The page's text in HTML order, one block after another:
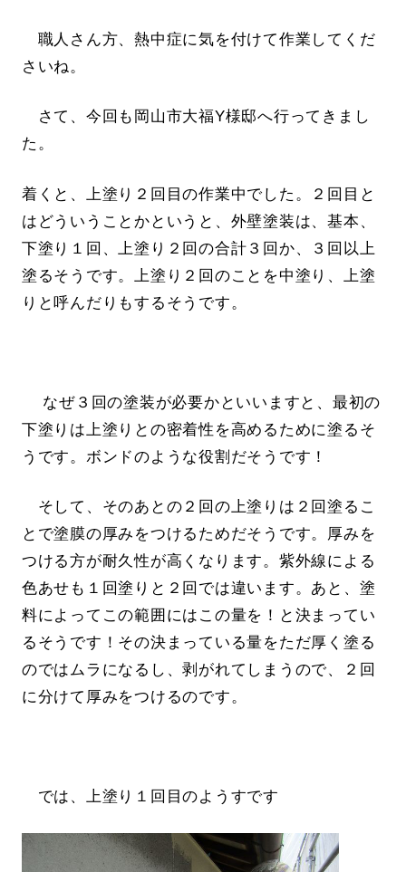
職人さん方、熱中症に気を付けて作業してくだ
さいね。
さて、今回も岡山市大福Y様邸へ行ってきまし
た。
着くと、上塗り２回目の作業中でした。２回目と
はどういうことかというと、外壁塗装は、基本、
下塗り１回、上塗り２回の合計３回か、３回以上
塗るそうです。上塗り２回のことを中塗り、上塗
りと呼んだりもするそうです。
なぜ３回の塗装が必要かといいますと、最初の
下塗りは上塗りとの密着性を高めるために塗るそ
うです。ボンドのような役割だそうです！
そして、そのあとの２回の上塗りは２回塗るこ
とで塗膜の厚みをつけるためだそうです。厚みを
つける方が耐久性が高くなります。紫外線による
色あせも１回塗りと２回では違います。あと、塗
料によってこの範囲にはこの量を！と決まってい
るそうです！その決まっている量をただ厚く塗る
のではムラになるし、剥がれてしまうので、２回
に分けて厚みをつけるのです。
では、上塗り１回目のようすです